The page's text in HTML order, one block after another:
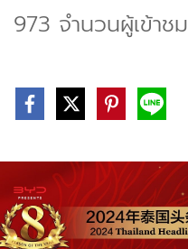
973 จำนวนผู้เข้าชม